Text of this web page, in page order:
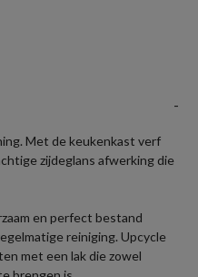
-
Met de keukenkast verf
zijdeglans afwerking die
en perfect bestand
reiniging. Upcycle
met een lak die zowel